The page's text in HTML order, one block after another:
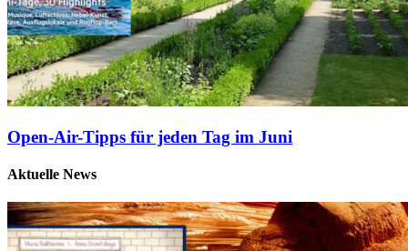
Open-Air-Tipps für jeden Tag im Juni
Aktuelle News